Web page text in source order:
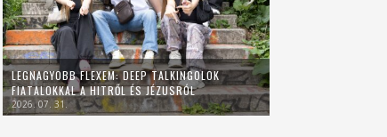
LEGNAGYOBB FLEXEM: DEEP TALKINGOLOK
FIATALOKKAL A HITRŐL ÉS JÉZUSRÓL
2026. 07. 31.